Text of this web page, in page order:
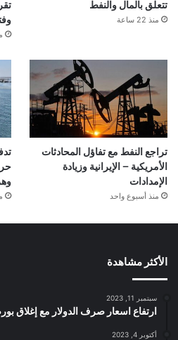
تتعلق بالمال والنفط
منذ 22 ساعة
تراجع النفط مع تفاؤل المحادثات
الأمريكية – الإيرانية وزيادة
الإمدادات
منذ أسبوع واحد
الأكثر مشاهدة
سبتمبر 11, 2023
ارتفاع اسعار صرف الدولار مع إغلاق
أكتوبر 4, 2023